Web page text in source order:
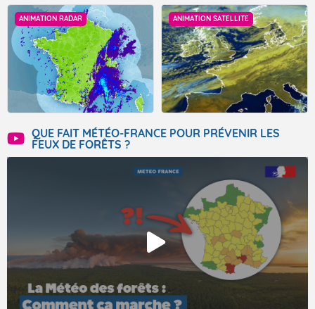
ANIMATION RADAR ANIMATION SATELLITE
QUE FAIT MÉTÉO-FRANCE POUR PRÉVENIR LES
FEUX DE FORÊTS ?